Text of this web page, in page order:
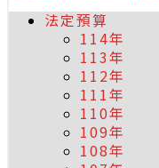
法定預算
114年
113年
112年
111年
110年
109年
108年